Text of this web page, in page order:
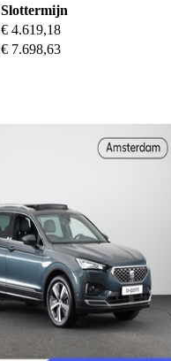
Slottermijn
€ 4.619,18
€ 7.698,63